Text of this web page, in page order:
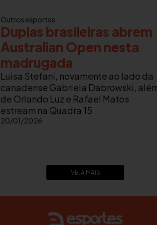
Outros esportes
Duplas brasileiras abrem
Australian Open nesta
madrugada
Luisa Stefani, novamente ao lado da
canadense Gabriela Dabrowski,
de Orlando Luz e Rafael Matos
estream na Quadra 15
20/01/2026
VEJA MAIS